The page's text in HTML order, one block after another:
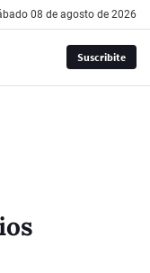
08 de agosto de 2026
Suscribite